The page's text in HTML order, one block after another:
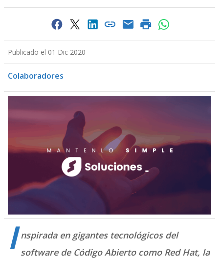
Publicado el 01 Dic 2020
Colaboradores
I nspirada en gigantes tecnológicos del
software de Código Abierto como Red Hat, la